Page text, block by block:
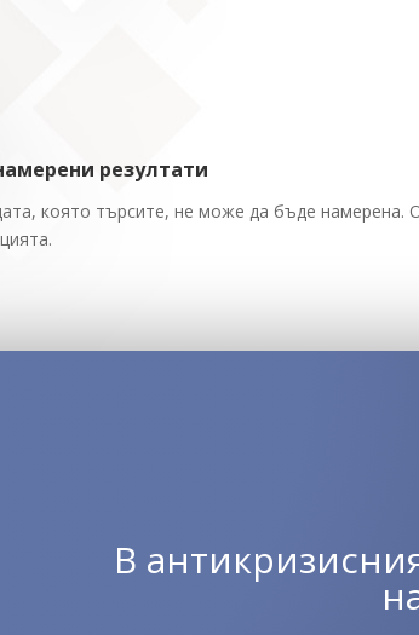
резултати
която търсите, не може да бъде намерена.
В